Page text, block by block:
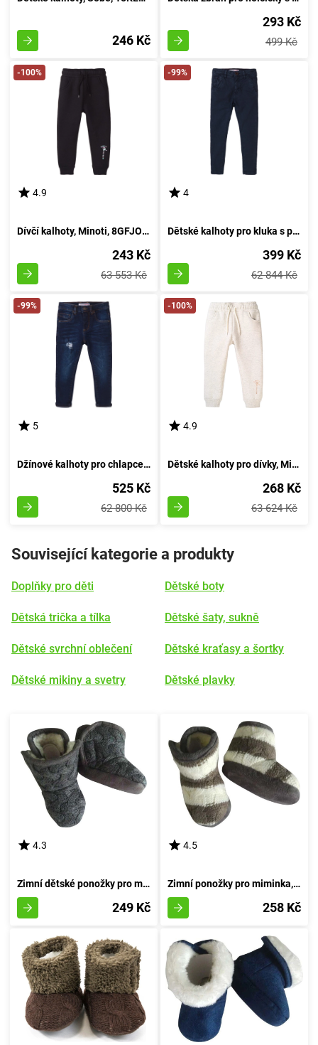
246 Kč
293 Kč
499 Kč
-100%
4.9
Dívčí kalhoty, Minoti, 8GFJOG 1, černé - velikost 98/104 | pro věk 3 až 4 let
243 Kč
63 553 Kč
-99%
4
Dětské kalhoty pro kluka s pružností, Minoti, Retro 4, modro - velikost 98/104 | pro věk 3 až 4 let
399 Kč
62 844 Kč
-99%
5
Džínové kalhoty pro chlapce s pružností, Minoti, Scandi 4, modré - 98/104 | 3/4let
525 Kč
62 800 Kč
-100%
4.9
Dětské kalhoty pro dívky, Minoti, 8GFJOG 6, barva béžová - velikost 98/104 | pro věk 3 až 4 let
268 Kč
63 624 Kč
Související kategorie a produkty
Doplňky pro děti
Dětská trička a tílka
Dětské svrchní oblečení
Dětské mikiny a svetry
Dětské boty
Dětské šaty, sukně
Dětské kraťasy a šortky
Dětské plavky
4.3
Zimní dětské ponožky pro miminka, Pidilidi, PD0555-09, šedé - velikost 74/80 | pro věk 9-12 měsíců
249 Kč
4.5
Zimní ponožky pro miminka, Pidilidi, PD0558-09, šedá - velikost 74/80 | 9-12 měsíců
258 Kč